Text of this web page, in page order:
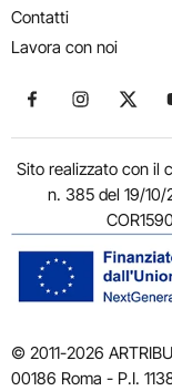
Contatti
Lavora con noi
Seguici suSeguici su
Sito realizzato con il
n. 385 del 19/10/
© 2011-2026
00186 Roma - P.I.